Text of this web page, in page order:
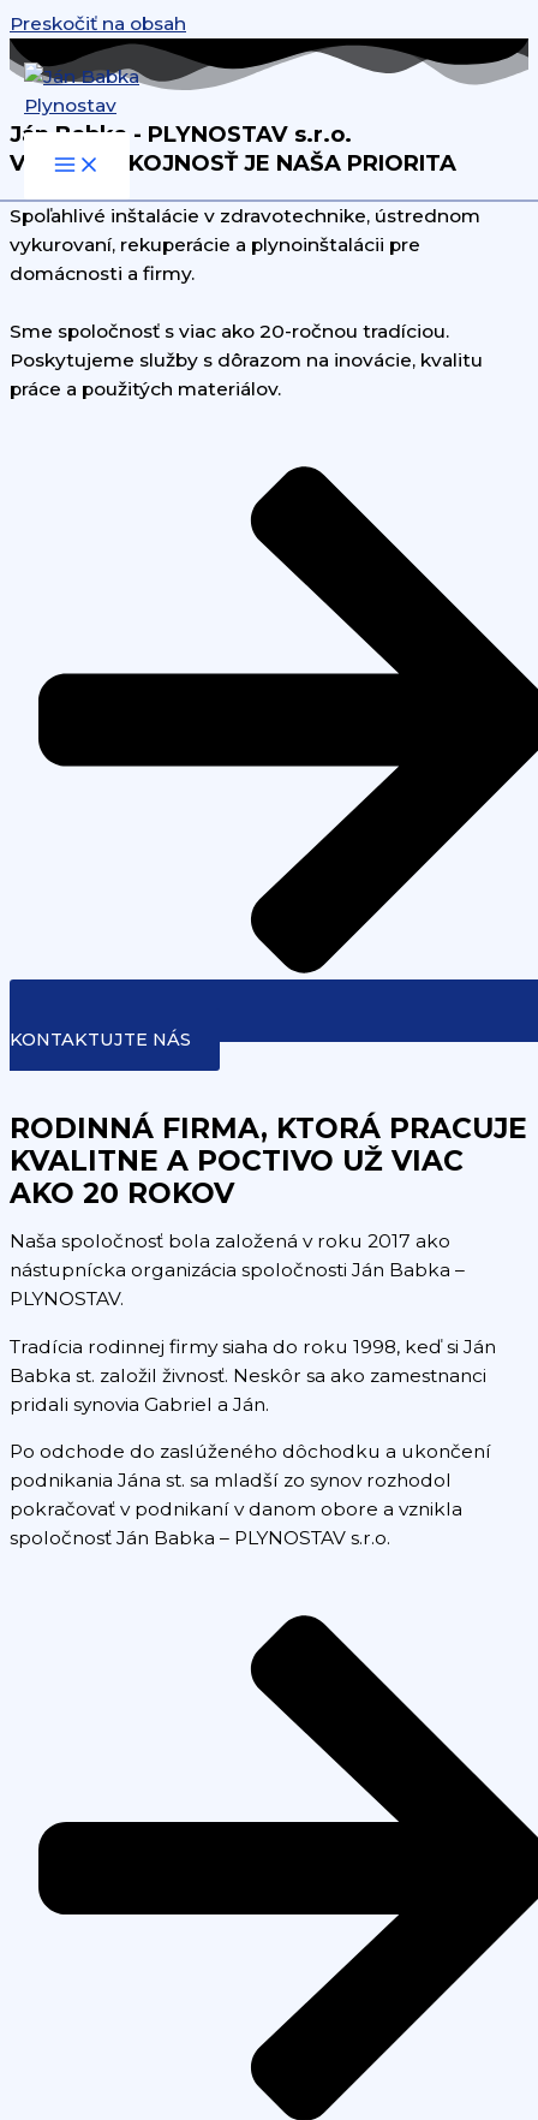
Preskočiť na obsah
Ján Babka - PLYNOSTAV s.r.o.
VAŠA SPOKOJNOSŤ JE NAŠA PRIORITA
Spoľahlivé inštalácie v zdravotechnike, ústrednom
vykurovaní, rekuperácie a plynoinštalácii pre
domácnosti a firmy.
Sme spoločnosť s viac ako 20-ročnou tradíciou.
Poskytujeme služby s dôrazom na inovácie, kvalitu
práce a použitých materiálov.
KONTAKTUJTE NÁS
RODINNÁ FIRMA, KTORÁ PRACUJE
KVALITNE A POCTIVO UŽ VIAC
AKO 20 ROKOV
Naša spoločnosť bola založená v roku 2017 ako
nástupnícka organizácia spoločnosti Ján Babka –
PLYNOSTAV.
Tradícia rodinnej firmy siaha do roku 1998, keď si Ján
Babka st. založil živnosť. Neskôr sa ako zamestnanci
pridali synovia Gabriel a Ján.
Po odchode do zaslúženého dôchodku a ukončení
podnikania Jána st. sa mladší zo synov rozhodol
pokračovať v podnikaní v danom obore a vznikla
spoločnosť Ján Babka – PLYNOSTAV s.r.o.